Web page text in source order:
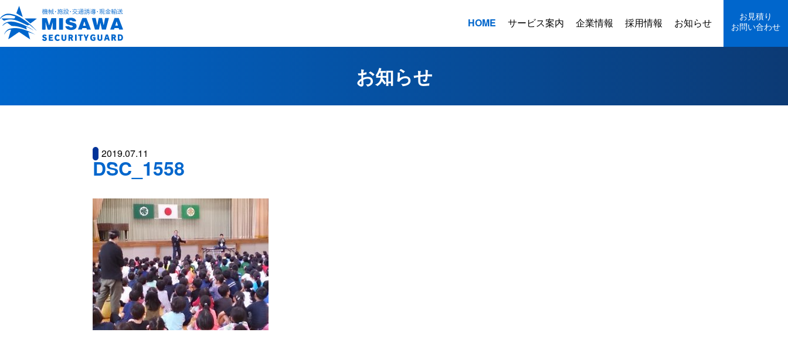
HOME サービス案内 企業情報 採用情報 お知らせ
お見積り
お問い合わせ
お知らせ
2019.07.11
DSC_1558